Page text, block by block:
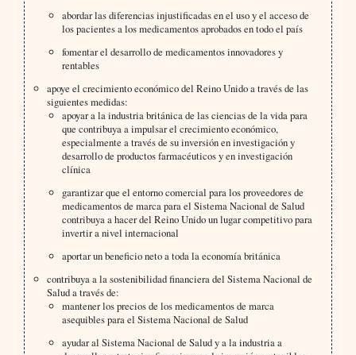
abordar las diferencias injustificadas en el uso y el acceso de
los pacientes a los medicamentos aprobados en todo el país
fomentar el desarrollo de medicamentos innovadores y
rentables
apoye el crecimiento económico del Reino Unido a través de las
siguientes medidas:
apoyar a la industria británica de las ciencias de la vida para
que contribuya a impulsar el crecimiento económico,
especialmente a través de su inversión en investigación y
desarrollo de productos farmacéuticos y en investigación
clínica
garantizar que el entorno comercial para los proveedores de
medicamentos de marca para el Sistema Nacional de Salud
contribuya a hacer del Reino Unido un lugar competitivo para
invertir a nivel internacional
aportar un beneficio neto a toda la economía británica
contribuya a la sostenibilidad financiera del Sistema Nacional de
Salud a través de:
mantener los precios de los medicamentos de marca
asequibles para el Sistema Nacional de Salud
ayudar al Sistema Nacional de Salud y a la industria a